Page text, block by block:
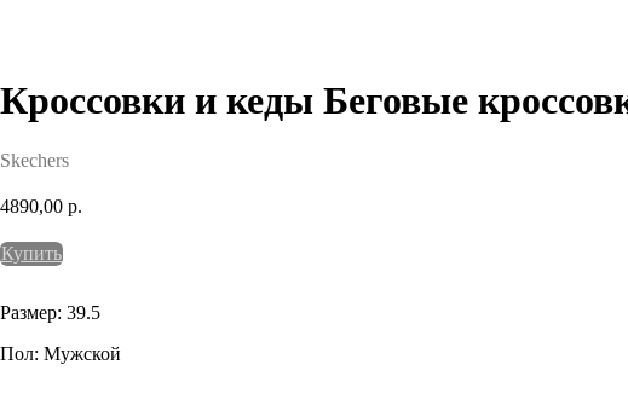
Кроссовки и кеды Беговые
Skechers
4890,00 р.
Купить
Размер: 39.5
Пол: Мужской